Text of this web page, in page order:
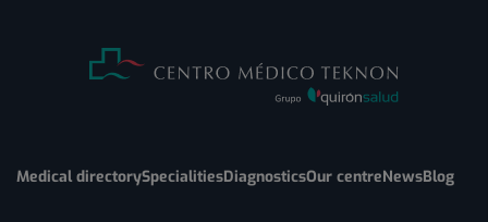
Medical directorySpecialitiesDiagnosticsOur centreNewsBlog